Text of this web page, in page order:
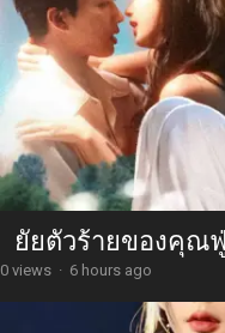
ยัยตัวร้ายของคุณฟู่
0 views · 6 hours ago